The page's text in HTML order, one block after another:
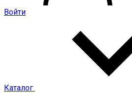
Войти
Каталог